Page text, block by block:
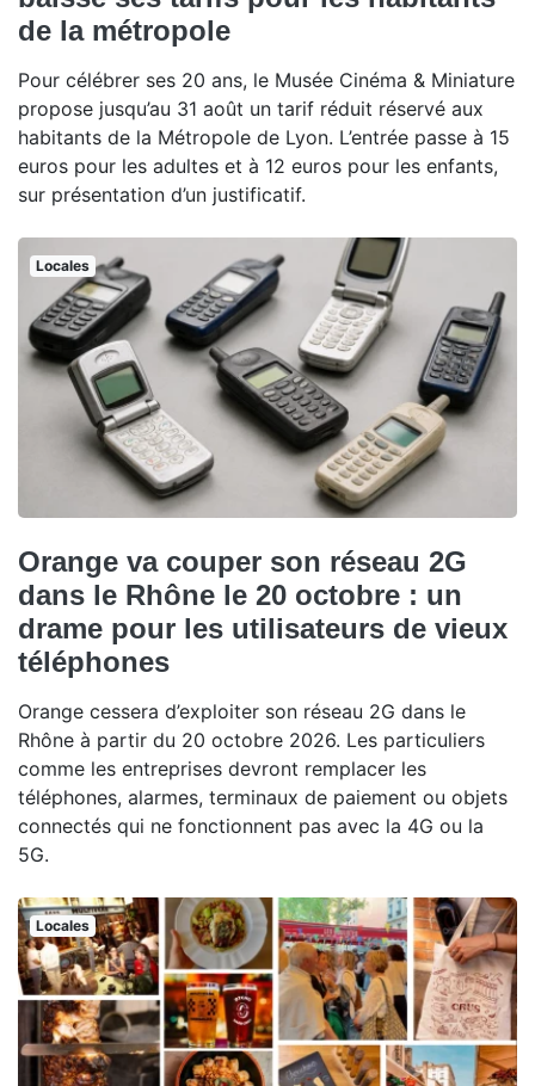
de la métropole
Pour célébrer ses 20 ans, le Musée Cinéma & Miniature
propose jusqu’au 31 août un tarif réduit réservé aux
habitants de la Métropole de Lyon. L’entrée passe à 15
euros pour les adultes et à 12 euros pour les enfants,
sur présentation d’un justificatif.
Locales
Orange va couper son réseau 2G
dans le Rhône le 20 octobre : un
drame pour les utilisateurs de vieux
téléphones
Orange cessera d’exploiter son réseau 2G dans le
Rhône à partir du 20 octobre 2026. Les particuliers
comme les entreprises devront remplacer les
téléphones, alarmes, terminaux de paiement ou objets
connectés qui ne fonctionnent pas avec la 4G ou la
5G.
Locales